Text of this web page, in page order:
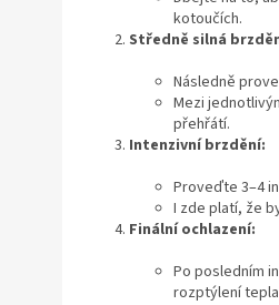
kotoučích.
Středně silná
Následně
Mezi
přehřátí.
Intenzivní brzdění:
Proveďte 3–4
I zde platí, že
Finální ochlazení:
Po posledním
rozptýlení